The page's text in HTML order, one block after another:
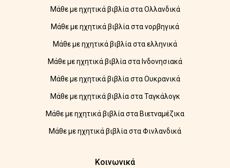
Μάθε με ηχητικά βιβλία στα Ολλανδικά
Μάθε με ηχητικά βιβλία στα νορβηγικά
Μάθε με ηχητικά βιβλία στα ελληνικά
Μάθε με ηχητικά βιβλία στα Ινδονησιακά
Μάθε με ηχητικά βιβλία στα Ουκρανικά
Μάθε με ηχητικά βιβλία στα Ταγκάλογκ
Μάθε με ηχητικά βιβλία στα Βιετναμέζικα
Μάθε με ηχητικά βιβλία στα Φινλανδικά
Κοινωνικά